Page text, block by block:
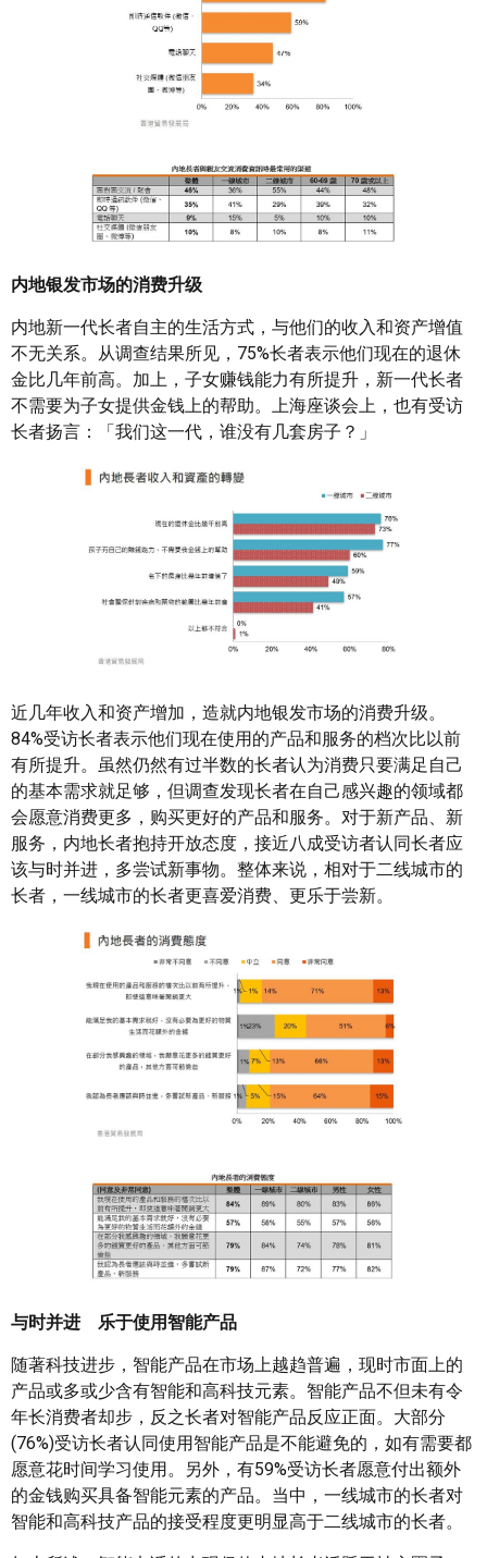
内地银发市场的消费升级
内地新一代长者自主的生活方式，与他们的收入和资产增值
不无关系。从调查结果所见，75%长者表示他们现在的退休
金比几年前高。加上，子女赚钱能力有所提升，新一代长者
不需要为子女提供金钱上的帮助。上海座谈会上，也有受访
长者扬言：「我们这一代，谁没有几套房子？」
近几年收入和资产增加，造就内地银发市场的消费升级。
84%受访长者表示他们现在使用的产品和服务的档次比以前
有所提升。虽然仍然有过半数的长者认为消费只要满足自己
的基本需求就足够，但调查发现长者在自己感兴趣的领域都
会愿意消费更多，购买更好的产品和服务。对于新产品、新
服务，内地长者抱持开放态度，接近八成受访者认同长者应
该与时并进，多尝试新事物。整体来说，相对于二线城市的
长者，一线城市的长者更喜爱消费、更乐于尝新。
与时并进 乐于使用智能产品
随著科技进步，智能产品在市场上越趋普遍，现时市面上的
产品或多或少含有智能和高科技元素。智能产品不但未有令
年长消费者却步，反之长者对智能产品反应正面。大部分
(76%)受访长者认同使用智能产品是不能避免的，如有需要都
愿意花时间学习使用。另外，有59%受访长者愿意付出额外
的金钱购买具备智能元素的产品。当中，一线城市的长者对
智能和高科技产品的接受程度更明显高于二线城市的长者。